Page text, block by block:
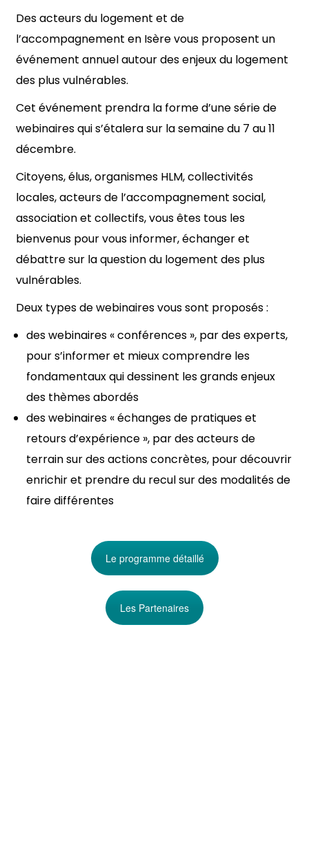
Des acteurs du logement et de
l’accompagnement en Isère vous proposent un
événement annuel autour des enjeux du logement
des plus vulnérables.
Cet événement prendra la forme d’une série de
webinaires qui s’étalera sur la semaine du 7 au 11
décembre.
Citoyens, élus, organismes HLM, collectivités
locales, acteurs de l’accompagnement social,
association et collectifs, vous êtes tous les
bienvenus pour vous informer, échanger et
débattre sur la question du logement des plus
vulnérables.
Deux types de webinaires vous sont proposés :
des webinaires « conférences », par des experts,
pour s’informer et mieux comprendre les
fondamentaux qui dessinent les grands enjeux
des thèmes abordés
des webinaires « échanges de pratiques et
retours d’expérience », par des acteurs de
terrain sur des actions concrètes, pour découvrir
enrichir et prendre du recul sur des modalités de
faire différentes
Le programme détaillé
Les Partenaires